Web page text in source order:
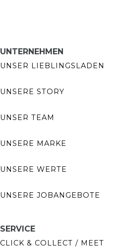
UNTERNEHMEN
UNSER LIEBLINGSLADEN
UNSERE STORY
UNSER TEAM
UNSERE MARKE
UNSERE WERTE
UNSERE JOBANGEBOTE
SERVICE
CLICK & COLLECT / MEET